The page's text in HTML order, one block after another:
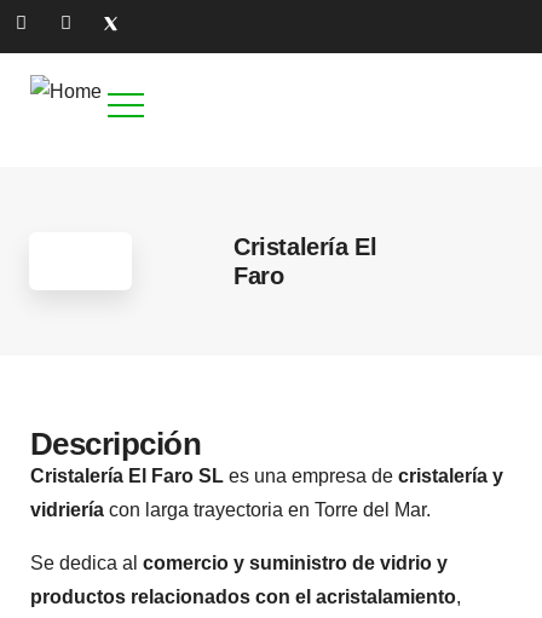
Cristalería El
Faro
Descripción
Cristalería El Faro SL es una empresa de cristalería y
vidriería con larga trayectoria en Torre del Mar.
Se dedica al comercio y suministro de vidrio y
productos relacionados con el acristalamiento,